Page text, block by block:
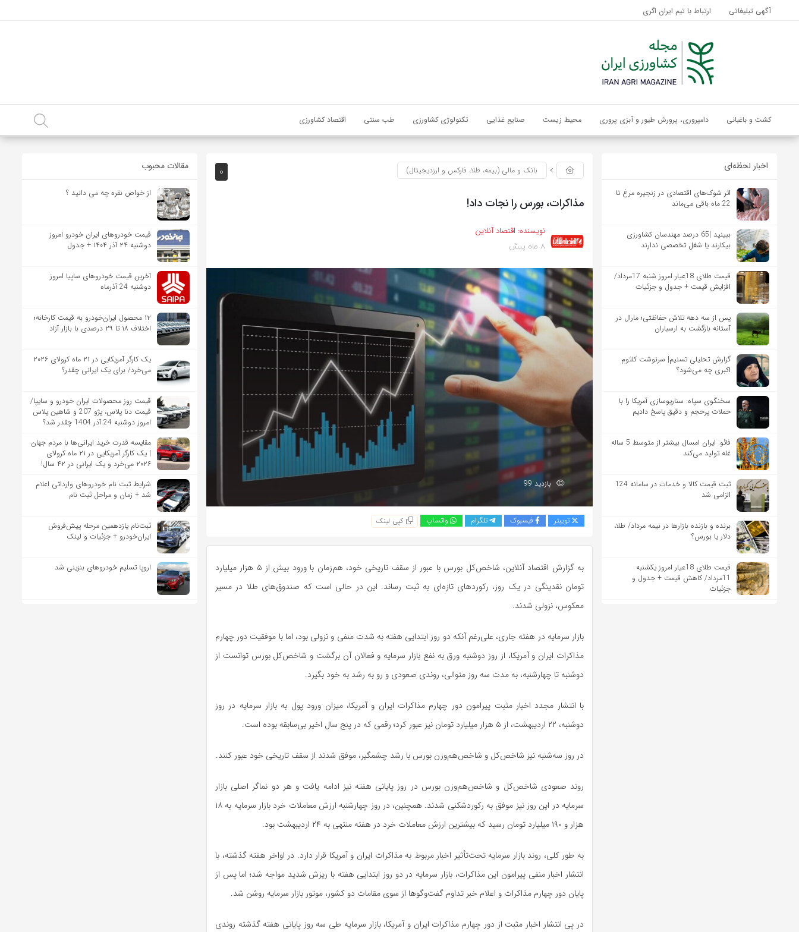
آگهی تبلیغاتی ارتباط با تیم ایران اگری
کشت و باغبانی دامپروری، پرورش طیور و آبزی پروری محیط زیست صنایع غذایی تکنولوژی کشاورزی طب سنتی اقتصاد کشاورزی
اخبار لحظه‌ای
اثر شوک‌های اقتصادی در زنجیره مرغ تا
22 ماه باقی می‌ماند
ببینید |65 درصد مهندسان کشاورزی
بیکارند یا شغل تخصصی ندارند
قیمت طلای 18عیار امروز شنبه 17مرداد/
افزایش قیمت + جدول و جزئیات
پس از سه دهه تلاش حفاظتی؛ مارال در
آستانه بازگشت به ارسباران
گزارش تحلیلی تسنیم| سرنوشت کلثوم
اکبری چه می‌شود؟
سخنگوی سپاه: سناریوسازی آمریکا را با
حملات پرحجم‌‌ و دقیق‌ پاسخ دادیم
فائو: ایران امسال بیشتر از متوسط 5 ساله
غله تولید می‌کند
ثبت قیمت کالا و خدمات در سامانه 124
الزامی شد
برنده‌ و بازنده بازارها در نیمه مرداد/ طلا،
دلار یا بورس؟
قیمت طلای 18عیار امروز یکشنبه
11مرداد/ کاهش قیمت + جدول و
جزئیات
0 بانک و مالی (بیمه، طلا، فارکس و ارزدیجیتال)
مذاکرات، بورس را نجات داد!
نویسنده: اقتصاد آنلاین
8 ماه پیش
بازدید 99
توییتر فیسبوک تلگرام واتساپ کپی لینک
به گزارش اقتصاد آنلاین، شاخص‌کل بورس با عبور از سقف تاریخی خود، هم‌زمان با ورود بیش از ۵ هزار میلیارد
تومان نقدینگی در یک روز، رکوردهای تازه‌ای به ثبت رساند. این در حالی‌ است که صندوق‌های طلا در مسیر
معکوس، نزولی شدند.
بازار سرمایه در هفته جاری، علی‌رغم آنکه دو روز ابتدایی هفته به شدت منفی و نزولی بود، اما با موفقیت دور چهارم
مذاکرات ایران و آمریکا، از روز دوشنبه ورق به نفع بازار سرمایه و فعالان آن برگشت و شاخص‌کل بورس توانست از
دوشنبه تا چهارشنبه، به مدت سه روز متوالی، روندی صعودی و رو به رشد به خود بگیرد.
با انتشار مجدد اخبار مثبت پیرامون دور چهارم مذاکرات ایران و آمریکا، میزان ورود پول به بازار سرمایه در روز
دوشنبه، ۲۲ اردیبهشت، از ۵ هزار میلیارد تومان نیز عبور کرد؛ رقمی که در پنج سال اخیر بی‌سابقه بوده است.
در روز سه‌شنبه نیز شاخص‌کل و شاخص‌هم‌وزن بورس با رشد چشمگیر، موفق شدند از سقف تاریخی خود عبور کنند.
روند صعودی شاخص‌کل و شاخص‌هم‌وزن بورس در روز پایانی هفته نیز ادامه یافت و هر دو نماگر اصلی بازار
سرمایه در این روز نیز موفق به رکوردشکنی شدند. همچنین، در روز چهارشنبه ارزش معاملات خرد بازار سرمایه به ۱۸
هزار و ۱۹۰ میلیارد تومان رسید که بیشترین ارزش معاملات خرد در هفته منتهی به ۲۴ اردیبهشت بود.
به طور کلی، روند بازار سرمایه تحت‌تأثیر اخبار مربوط به مذاکرات ایران و آمریکا قرار دارد. در اواخر هفته گذشته، با
انتشار اخبار منفی پیرامون این مذاکرات، بازار سرمایه در دو روز ابتدایی هفته با ریزش شدید مواجه شد؛ اما پس از
پایان دور چهارم مذاکرات و اعلام خبر تداوم گفت‌و‌گو‌ها از سوی مقامات دو کشور، موتور بازار سرمایه روشن شد.
در پی انتشار اخبار مثبت از دور چهارم مذاکرات ایران و آمریکا، بازار سرمایه طی سه روز پایانی هفته گذشته روندی
مقالات محبوب
از خواص نقره چه می دانید ؟
قیمت خودرو‌های ایران خودرو امروز
دوشنبه ۲۴ آذر ۱۴۰۴ + جدول
آخرین قیمت خودروهای ساپیا امروز
دوشنبه 24 آذرماه
۱۲ محصول ایران‌خودرو به قیمت کارخانه؛
اختلاف ۱۸ تا ۲۹ درصدی با بازار آزاد
یک کارگر آمریکایی در ۲۱ ماه کرولای ۲۰۲۶
می‌خرد/ برای یک ایرانی چقدر؟
قیمت روز محصولات ایران خودرو و سایپا/
قیمت دنا پلاس، پژو 207 و شاهین پلاس
امروز دوشنبه 24 آذر 1404 چقدر شد؟
مقایسه قدرت خرید ایرانی‌ها با مردم جهان
| یک کارگر آمریکایی در ۲۱ ماه کرولای
۲۰۲۶ می‌خرد و یک ایرانی در ۴۲ سال!
شرایط ثبت نام خودروهای وارداتی اعلام
شد + زمان و مراحل ثبت نام
ثبت‌نام یازدهمین مرحله پیش‌فروش
ایران‌خودرو + جزئیات و لینک
اروپا تسلیم خودروهای بنزینی شد